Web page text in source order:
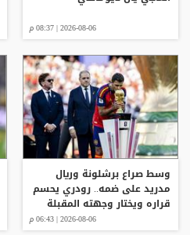
2026-08-06 | 08:37 م
وسط صراع برشلونة وريال
مدريد على ضمه.. رودري يحسم
قراره ويختار وجهته المقبلة
2026-08-06 | 06:43 م